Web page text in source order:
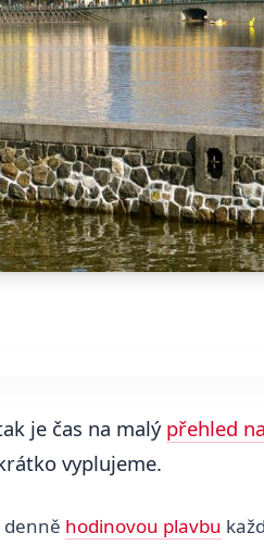
je čas na malý přehled
vyplujeme.
denně hodinovou plavbu